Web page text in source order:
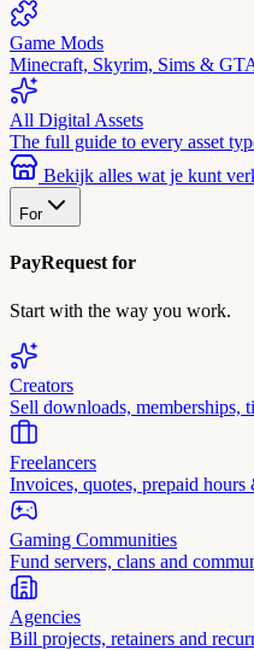
Game Mods
Minecraft, Skyrim, Sims &
All Digital Assets
The full guide to every asset
Bekijk alles wat je kunt
For
PayRequest for
Start with the way you work.
Creators
Sell downloads, memberships,
Freelancers
Invoices, quotes, prepaid
Gaming Communities
Fund servers, clans and
Agencies
Bill projects, retainers and